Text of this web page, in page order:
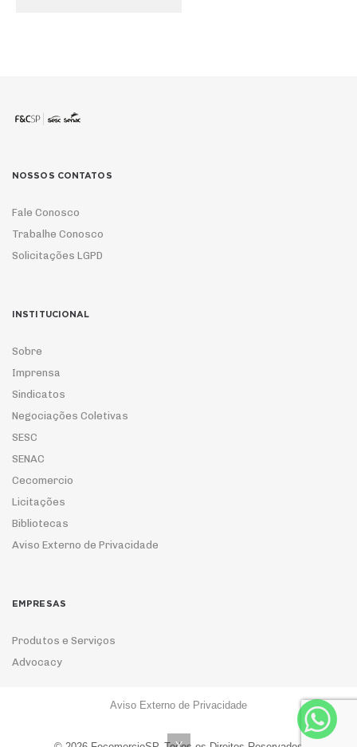
NOSSOS CONTATOS
Fale Conosco
Trabalhe Conosco
Solicitações LGPD
INSTITUCIONAL
Sobre
Imprensa
Sindicatos
Negociações Coletivas
SESC
SENAC
Cecomercio
Licitações
Bibliotecas
Aviso Externo de Privacidade
EMPRESAS
Produtos e Serviços
Advocacy
Aviso Externo de Privacidade